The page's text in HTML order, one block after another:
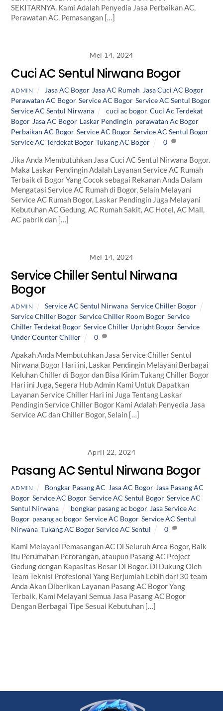
SEKITARNYA. Kami Adalah Penyedia Jasa Perbaikan AC,
Perawatan AC, Pemasangan […]
Mei 14, 2024
Cuci AC Sentul Nirwana Bogor
ADMIN Jasa AC Bogor, Jasa AC Rumah Jasa Cuci AC Bogor,
Perawatan AC Bogor,Service AC Bogor,Service AC Sentul Bogor,
Service AC Sentul Nirwana
cuci ac bogor, Cuci Ac Terdekat
Bogor,Jasa AC Bogor, Laskar Pendingin perawatan Ac Bogor,
Perbaikan AC Bogor,Service AC Bogor,Service AC Sentul Bogor,
Service AC Terdekat Bogor,Tukang AC Bogor 0
Jika Anda Membutuhkan Jasa Cuci AC Sentul Nirwana Bogor.
Maka Laskar Pendingin Adalah Layanan Service AC Rumah
Terbaik di Bogor Yang Cocok sebagai Rekanan Anda Dalam
Mengatasi Service AC Rumah di Bogor, Selain Melayani
Service AC Rumah Bogor, Laskar Pendingin Juga Melayani
Kebutuhan AC Gedung, AC Rumah Sakit, AC Hotel, AC Mall,
AC pabrik dan […]
Mei 14, 2024
Service Chiller Sentul Nirwana
Bogor
ADMIN Service AC Sentul Nirwana, Service Chiller Bogor
Service Chiller Bogor,Service Chiller Room Bogor,Service
Chiller Terdekat Bogor,Service Chiller Upright Bogor,Service
Under Counter Chiller
0
Apakah Anda Membutuhkan Jasa Service Chiller Sentul
Nirwana Bogor Hari ini, Laskar Pendingin Melayani Berbagai
Keluhan Chiller di Bogor dan Bisa Kirim Tukang Chiller Bogor
Hari ini Juga, Segera Hub Admin Kami Untuk Dapatkan
Layanan Service Chiller Hari ini Juga Tentang Laskar
Pendingin Service Chiller Bogor Kami Adalah Penyedia Jasa
Service AC dan Chiller Bogor, Selain […]
April 22, 2024
Pasang AC Sentul Nirwana Bogor
ADMIN Bongkar Pasang AC Jasa AC Bogor, Jasa Pasang AC
Bogor,Service AC Bogor,Service AC Sentul Bogor,Service AC
Sentul Nirwana
bongkar pasang ac bogor, Jasa Service Ac
Bogor, pasang ac bogor,Service AC Bogor,Service AC Sentul
Nirwana ,Tukang AC Bogor Service AC Sentul 0
Kami Melayani Pemasangan AC Di Seluruh Area Bogor, Baik
itu Perumahan Perorangan, ataupun Pasang AC Project
Gedung dengan Kapasitas Besar Di Bogor. Di Dukung Oleh
Team Teknisi Profesional Yang Berjumlah Lebih dari 30 team
Anda Akan Diberikan Layanan Pasang AC Bogor Yang
Terbaik, Kami Melayani Semua Jasa Pasang AC Bogor
Dengan Berbagai Tipe Sesuai Kebutuhan […]